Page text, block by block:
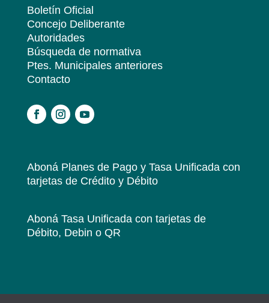
Boletín Oficial
Concejo Deliberante
Autoridades
Búsqueda de normativa
Ptes. Municipales anteriores
Contacto
Aboná Planes de Pago y Tasa Unificadacon
tarjetas de Crédito y Débito
Aboná Tasa Unificadacon tarjetas de
Débito, Debin o QR